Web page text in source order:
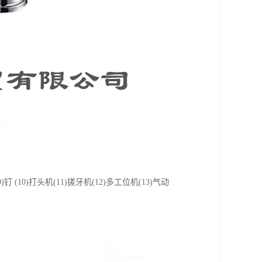
(10)打头机(11)搓牙机(12)多工位机(13)气动